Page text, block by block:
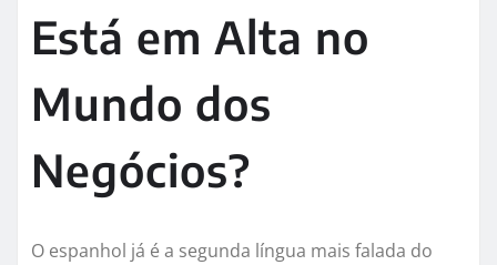
Está em Alta no
Mundo dos
Negócios?
O espanhol já é a segunda língua mais falada do